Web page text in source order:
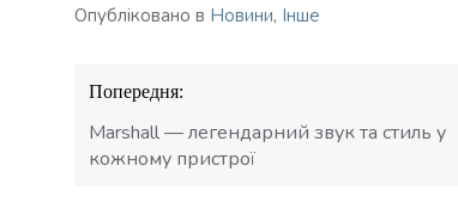
Опубліковано в Новини, Інше
Навігація
записів
Попередня:
Marshall — легендарний звук та стиль у
кожному пристрої